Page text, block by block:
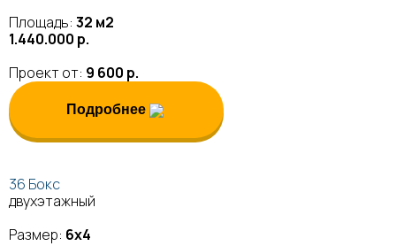
Площадь: 32 м2
1.440.000 р.
Проект от: 9 600 р.
Подробнее
36 Бокс
двухэтажный
Размер: 6х4